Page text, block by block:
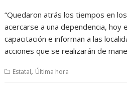
“Quedaron atrás los tiempos en
acercarse a una dependencia, hoy
capacitación e informan a las
acciones que se realizarán de
Estatal, Última hora